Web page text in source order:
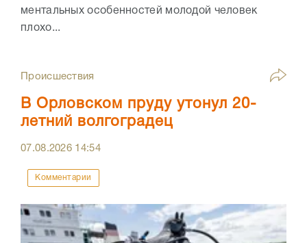
ментальных особенностей молодой человек
плохо...
Происшествия
В Орловском пруду утонул 20-
летний волгоградец
07.08.2026 14:54
Комментарии